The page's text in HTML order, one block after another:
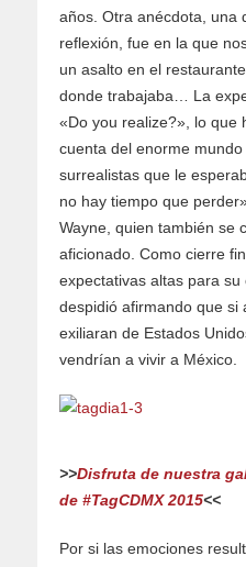
años. Otra anécdota, una
reflexión, fue en la que
un asalto en el
donde trabajaba… La
«Do you realize?», lo que
cuenta del enorme
surrealistas que le
no hay tiempo que
Wayne, quien también se
aficionado. Como cierre
expectativas altas para
despidió afirmando que si
exiliaran de Estados
vendrían a vivir a México.
>>Disfruta de nuestra
de #TagCDMX 2015<<
Por si las emociones